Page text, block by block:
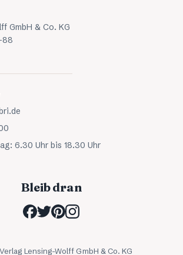
GmbH & Co. KG
88
6.30 Uhr bis 18.30 Uhr
Bleib dran
Verlag Lensing-Wolff GmbH & Co. KG